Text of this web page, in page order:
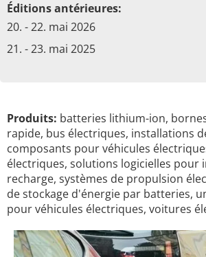
Éditions antérieures:
20. - 22. mai 2026
21. - 23. mai 2025
Produits: batteries lithium-ion,
rapide, bus électriques, installations
composants pour véhicules
électriques, solutions logicielles pour
recharge, systèmes de propulsion
de stockage d'énergie par batteries,
pour véhicules électriques, voitures